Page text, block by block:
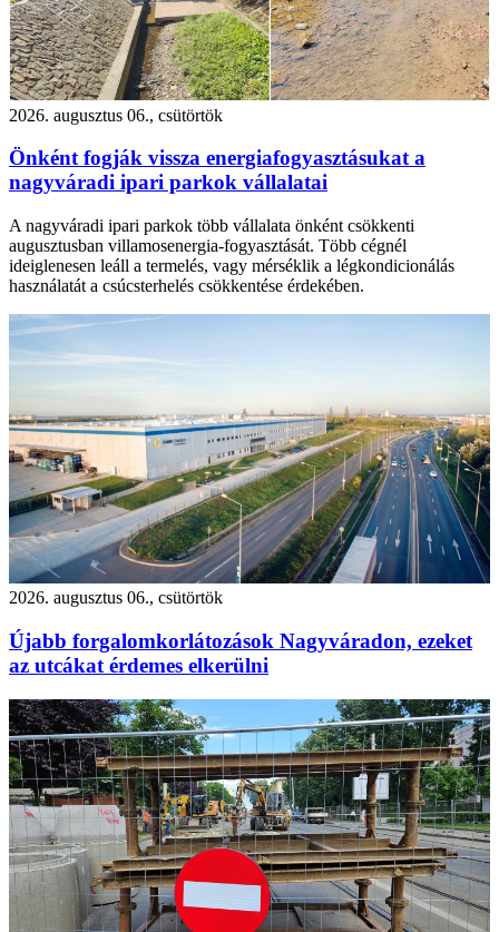
2026. augusztus 06., csütörtök
Önként fogják vissza energiafogyasztásukat a
nagyváradi ipari parkok vállalatai
A nagyváradi ipari parkok több vállalata önként csökkenti
augusztusban villamosenergia-fogyasztását. Több cégnél
ideiglenesen leáll a termelés, vagy mérséklik a légkondicionálás
használatát a csúcsterhelés csökkentése érdekében.
2026. augusztus 06., csütörtök
Újabb forgalomkorlátozások Nagyváradon, ezeket
az utcákat érdemes elkerülni